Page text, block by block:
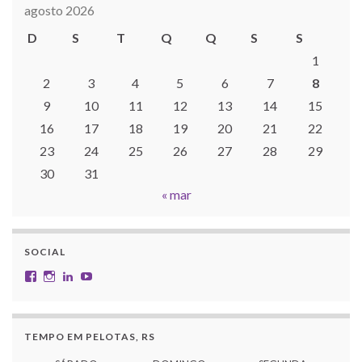
agosto 2026
D
S T Q Q S
S
1
2
3 4 5 6 7
8
9
10 11 12 13 14
15
16
17 18 19 20 21
22
23
24 25 26 27 28
29
30
31
« mar
SOCIAL
Facebook
InstagramLinkedIn
TEMPO EM PELOTAS, RS